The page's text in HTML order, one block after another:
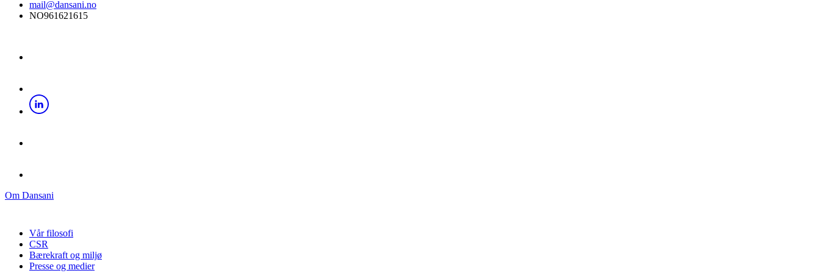
mail@dansani.no
NO961621615
Om Dansani
Vår filosofi
CSR
Bærekraft og miljø
Presse og medier